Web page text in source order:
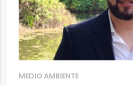
MEDIO AMBIENTE